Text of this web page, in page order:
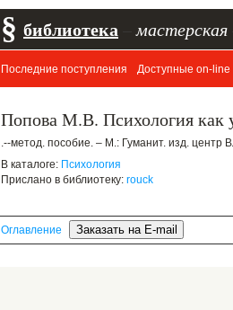
§ библиотека мастерская
Последние поступления Доступные on-line
Попова М.В. Психология как
.--метод. пособие. – М.: Гуманит. изд.
В каталоге: Психология
Прислано в библиотеку: rouck
Оглавление